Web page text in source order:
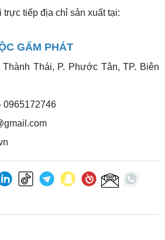
tiếp địa chỉ sản xuất tại:
GẤM PHÁT
Thái, P. Phước Tân, TP. Biên
0965172746